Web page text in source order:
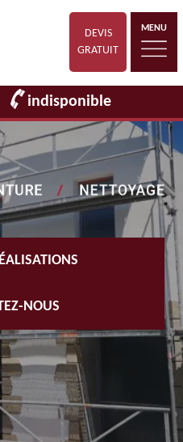
DEVIS
GRATUIT
MENU
indisponible
NOUS